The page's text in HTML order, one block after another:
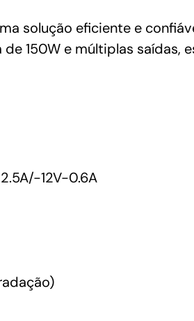
solução eficiente e
150W e múltiplas saídas,
12V-0.6A